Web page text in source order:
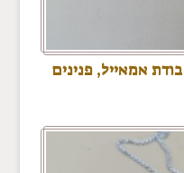
אמאייל, פנינים